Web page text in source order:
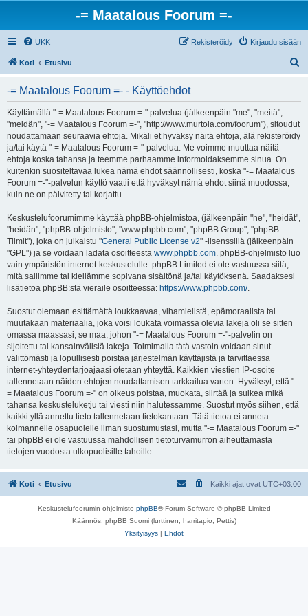
-= Maatalous Foorum =-
UKK Kirjaudu sisään
Rekisteröidy
Koti Etusivu
-= Maatalous Foorum =- - Käyttöehdot
Käyttämällä "-= Maatalous Foorum =-" palvelua (jälkeenpäin "me", "meitä",
"meidän", "-= Maatalous Foorum =-", "http://www.murtola.com/foorum"), sitoudut
noudattamaan seuraavia ehtoja. Mikäli et hyväksy näitä ehtoja, älä rekisteröidy
ja/tai käytä "-= Maatalous Foorum =-"-palvelua. Me voimme muuttaa näitä
ehtoja koska tahansa ja teemme parhaamme informoidaksemme sinua. On
kuitenkin suositeltavaa lukea nämä ehdot säännöllisesti, koska "-= Maatalous
Foorum =-"-palvelun käyttö vaatii että hyväksyt nämä ehdot siinä muodossa,
kuin ne on päivitetty tai korjattu.
Keskustelufoorumimme käyttää phpBB-ohjelmistoa, (jälkeenpäin "he", "heidät",
"heidän", "phpBB-ohjelmisto", "www.phpbb.com", "phpBB Group", "phpBB
Tiimit"), joka on julkaistu "General Public License v2" -lisenssillä (jälkeenpäin
"GPL") ja se voidaan ladata osoitteesta www.phpbb.com. phpBB-ohjelmisto luo
vain ympäristön internet-keskustelulle. phpBB Limited ei ole vastuussa siitä,
mitä sallimme tai kiellämme sopivana sisältönä ja/tai käytöksenä. Saadaksesi
lisätietoa phpBB:stä vieraile osoitteessa: https://www.phpbb.com/.
Suostut olemaan esittämättä loukkaavaa, vihamielistä, epämoraalista tai
muutakaan materiaalia, joka voisi loukata voimassa olevia lakeja oli se sitten
omassa maassasi, se maa, johon "-= Maatalous Foorum =-"-palvelin on
sijoitettu tai kansainvälisiä lakeja. Toimimalla tätä vastoin voidaan sinut
välittömästi ja lopullisesti poistaa järjestelmän käyttäjistä ja tarvittaessa
internet-yhteydentarjoajaasi otetaan yhteyttä. Kaikkien viestien IP-osoite
tallennetaan näiden ehtojen noudattamisen tarkkailua varten. Hyväksyt, että "-
= Maatalous Foorum =-" on oikeus poistaa, muokata, siirtää ja sulkea mikä
tahansa keskusteluketju tai viesti niin halutessamme. Suostut myös siihen, että
kaikki yllä annettu tieto tallennetaan tietokantaan. Tätä tietoa ei anneta
kolmannelle osapuolelle ilman suostumustasi, mutta "-= Maatalous Foorum =-"
tai phpBB ei ole vastuussa mahdollisen tietoturvamurron aiheuttamasta
tietojen vuodosta ulkopuolisille tahoille.
Koti Etusivu Kaikki ajat ovat UTC+03:00
Keskustelufoorumin ohjelmisto phpBB® Forum Software © phpBB Limited
Käännös: phpBB Suomi (lurttinen, harritapio, Pettis)
Yksityisyys | Ehdot